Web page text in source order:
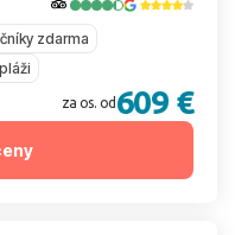
zdarma
za os. od 609 €